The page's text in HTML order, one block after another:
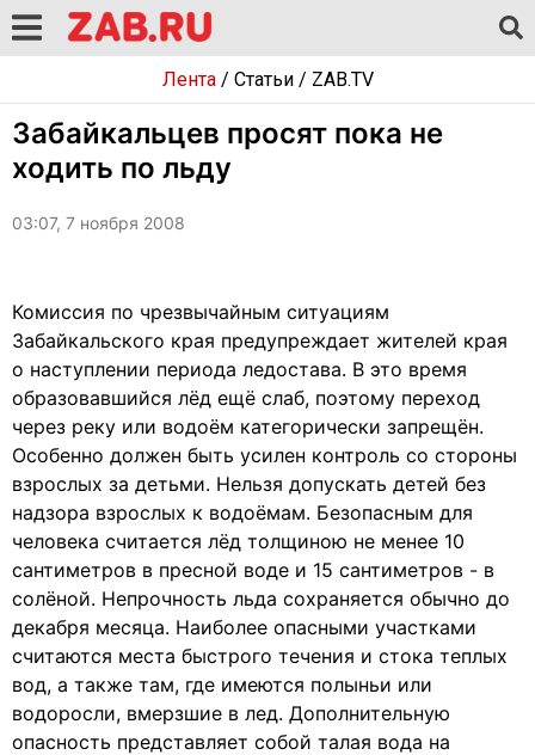
Лента/ Статьи/ ZAB.TV
Забайкальцев просят пока не
ходить по льду
03:07, 7 ноября 2008
Комиссия по чрезвычайным ситуациям
Забайкальского края предупреждает жителей края
о наступлении периода ледостава. В это время
образовавшийся лёд ещё слаб, поэтому переход
через реку или водоём категорически запрещён.
Особенно должен быть усилен контроль со стороны
взрослых за детьми. Нельзя допускать детей без
надзора взрослых к водоёмам. Безопасным для
человека считается лёд толщиною не менее 10
сантиметров в пресной воде и 15 сантиметров - в
солёной. Непрочность льда сохраняется обычно до
декабря месяца. Наиболее опасными участками
считаются места быстрого течения и стока теплых
вод, а также там, где имеются полыньи или
водоросли, вмерзшие в лед. Дополнительную
опасность представляет собой талая вода на